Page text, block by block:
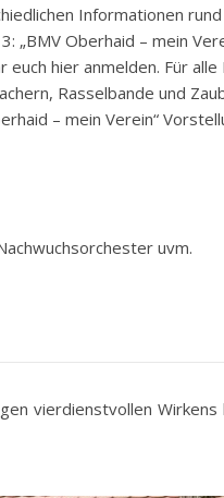
Informationen
„BMV Oberhaid – mein
euch hier anmelden. Für
Rasselbande und
– mein Verein“
uvm.
vierdienstvollen